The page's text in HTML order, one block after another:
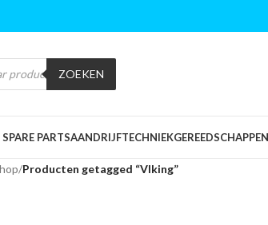
ZOEKEN
PARTSAANDRIJFTECHNIEKGEREEDSCHAPPEN
/Producten getagged “VIking”